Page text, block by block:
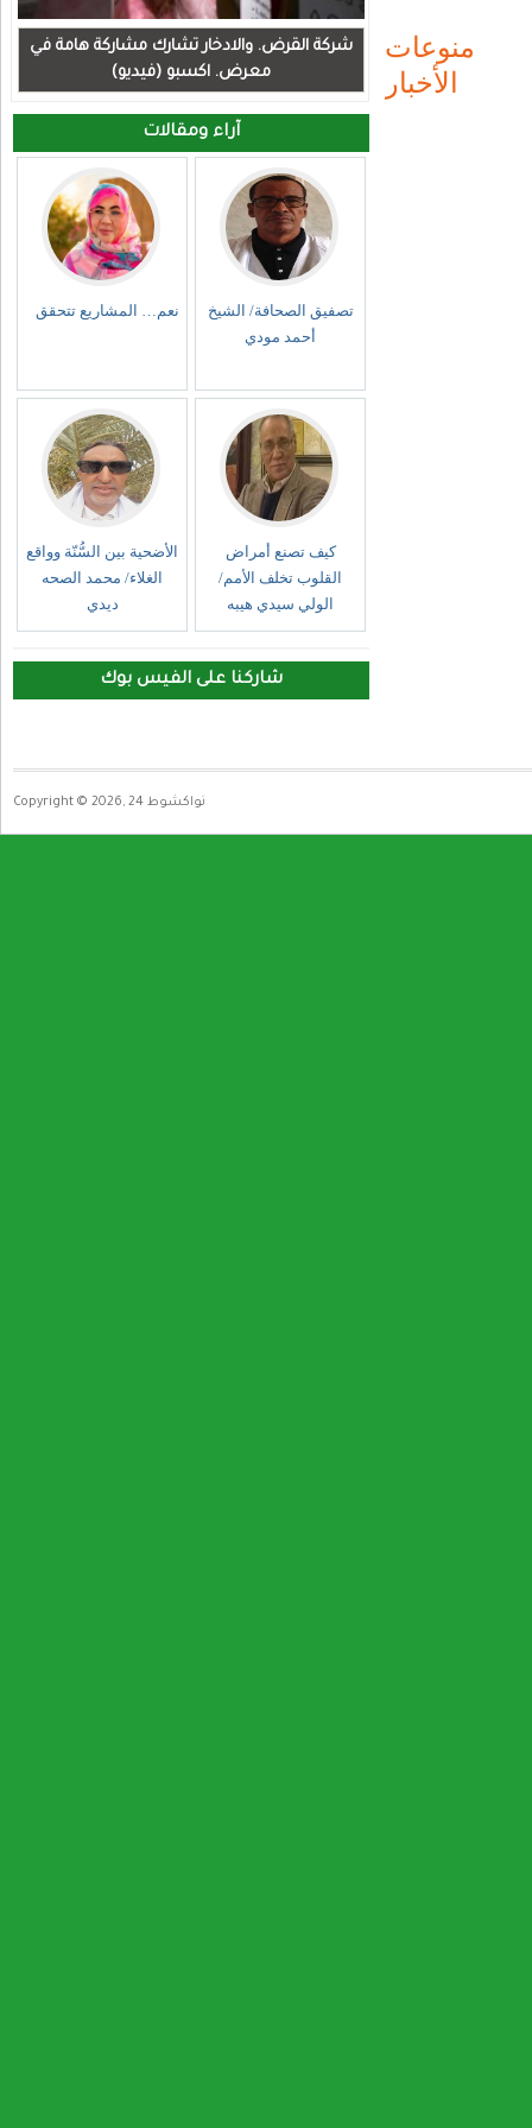
منوعات
الأخبار
شركة القرض. والادخار تشارك مشاركة هامة في
معرض. اكسبو (فيديو)
آراء ومقالات
تصفيق الصحافة/ الشيخ
أحمد مودي
نعم… المشاريع تتحقق
كيف تصنع أمراض
القلوب تخلف الأمم/
الولي سيدي هيبه
الأضحية بين السُّنّة وواقع
الغلاء/ محمد الصحه
ديدي
شاركنا على الفيس بوك
Copyright © 2026, نواكشوط 24